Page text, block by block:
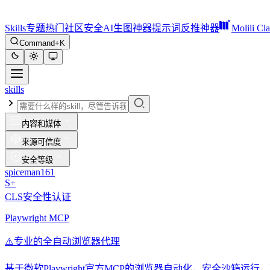
Skills专题热门 社区安全AI生图神器提示词反推神器 Molili
Command+K
skills
内容和媒体
来源可信度
安全等级
spiceman161
S+
CLS安全性认证
Playwright MCP
⚠️专业的全自动浏览器代理